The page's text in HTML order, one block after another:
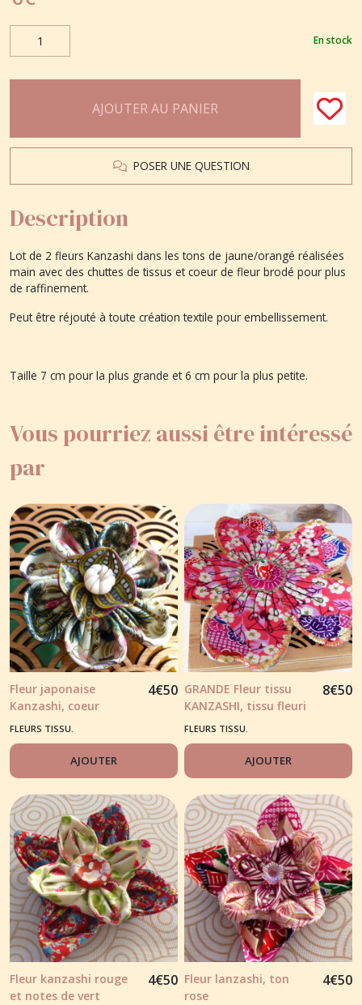
En stock
AJOUTER AU PANIER
POSER UNE QUESTION
Description
Lot de 2 fleurs Kanzashi dans les tons de jaune/orangé réalisées
main avec des chuttes de tissus et coeur de fleur brodé pour plus
de raffinement.
Peut être réjouté à toute création textile pour embellissement.
Taille 7 cm pour la plus grande et 6 cm pour la plus petite.
Vous pourriez aussi être intéressé
par
Fleur japonaise
Kanzashi, coeur
polymère.
4€50
FLEURS TISSU.
AJOUTER
GRANDE Fleur tissu
KANZASHI, tissu fleuri
rose
8€50
FLEURS TISSU.
AJOUTER
Fleur kanzashi rouge
et notes de vert
4€50 Fleur lanzashi, ton
rose
4€50